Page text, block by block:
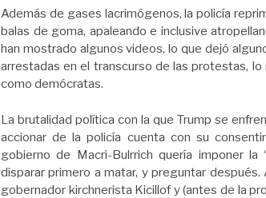
Además de gases lacrimógenos, la policía
balas de goma, apaleando e inclusive
han mostrado algunos videos, lo que dejó
arrestadas en el transcurso de las protestas,
como demócratas.
La brutalidad política con la que Trump se
accionar de la policía cuenta con su
gobierno de Macri-Bulrrich quería imponer la
disparar primero a matar, y preguntar
gobernador kirchnerista Kicillof y (antes de la